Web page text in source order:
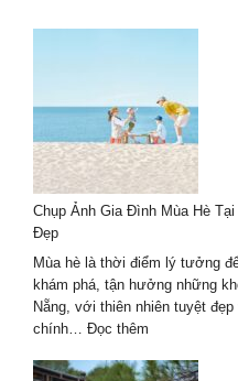
Chụp Ảnh Gia Đình Mùa Hè
Đẹp
Mùa hè là thời điểm lý tưởng
khám phá, tận hưởng những
Nẵng, với thiên nhiên tuyệt
chính… Đọc thêm
Ảnh